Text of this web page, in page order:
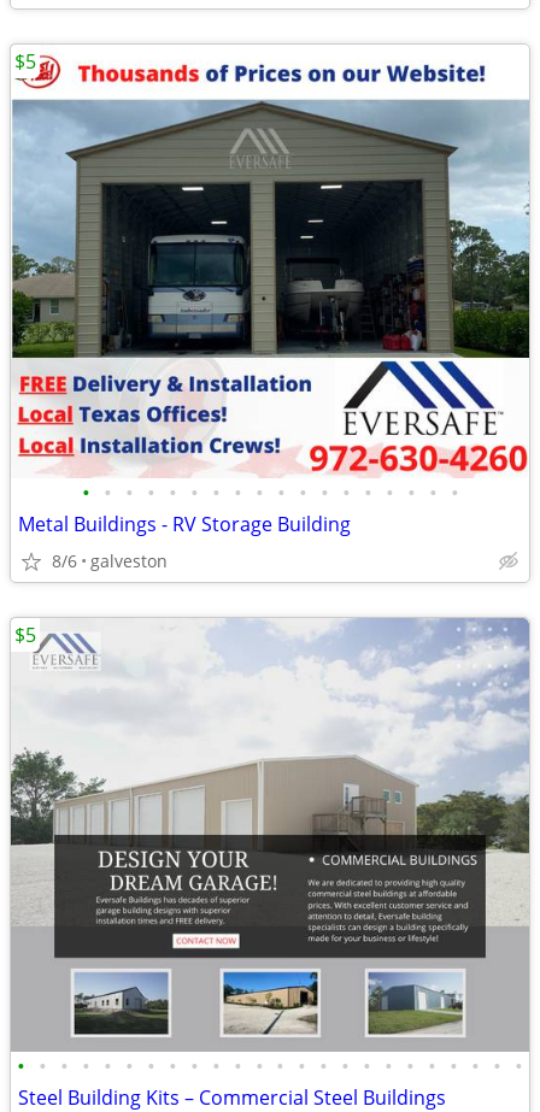
• • • • • • • • • • • • • • • • • •
Metal Buildings - RV Storage Building
8/6 galveston
$5
• • • • • • • • • • • • • • • • • • • • • • • •
Steel Building Kits – Commercial Steel Buildings
$5